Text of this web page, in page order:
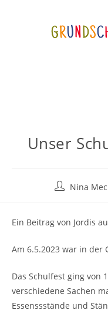
Unser
Nina
Ein Beitrag von Jordis
Am 6.5.2023 war in der
Das Schulfest ging von
verschiedene Sachen
Essenssstände und